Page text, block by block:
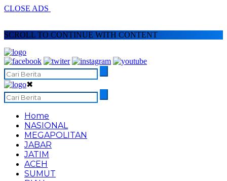
CLOSE ADS
SCROLL TO CONTINUE WITH CONTENT
✖
Home
NASIONAL
MEGAPOLITAN
JABAR
JATIM
ACEH
SUMUT